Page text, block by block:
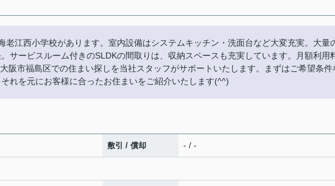
老江西小学校があります。室内設備はシステムキッチン・洗面台など大変充実。大量
サービスルーム付きのSLDKの間取りは、収納スペースも充実しています。月額利用
阪市福島区での住まい探しを当社スタッフがサポートいたします。まずはご希望条件
れを元にお客様に合ったお住まいをご紹介いたします(^^)
敷引 / 償却 - / -